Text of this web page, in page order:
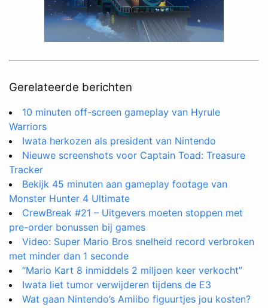
Gerelateerde berichten
10 minuten off-screen gameplay van Hyrule
Warriors
Iwata herkozen als president van Nintendo
Nieuwe screenshots voor Captain Toad: Treasure
Tracker
Bekijk 45 minuten aan gameplay footage van
Monster Hunter 4 Ultimate
CrewBreak #21 – Uitgevers moeten stoppen met
pre-order bonussen bij games
Video: Super Mario Bros snelheid record verbroken
met minder dan 1 seconde
“Mario Kart 8 inmiddels 2 miljoen keer verkocht”
Iwata liet tumor verwijderen tijdens de E3
Wat gaan Nintendo’s Amiibo figuurtjes jou kosten?